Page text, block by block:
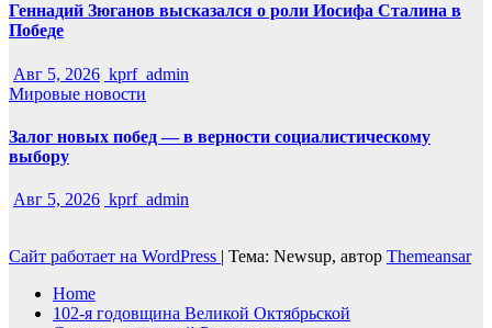
Геннадий Зюганов высказался о роли Иосифа Сталина в
Победе
Авг 5, 2026 kprf_admin
Мировые новости
Залог новых побед — в верности социалистическому
выбору
Авг 5, 2026 kprf_admin
Сайт работает на WordPress | Тема: Newsup, автор Themeansar
Home
102-я годовщина Великой Октябрьской